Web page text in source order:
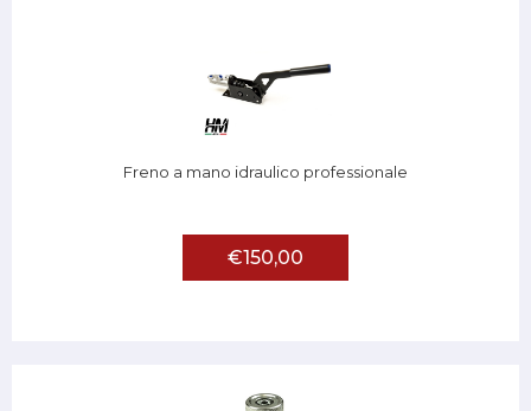
Freno a mano idraulico professionale
€150,00